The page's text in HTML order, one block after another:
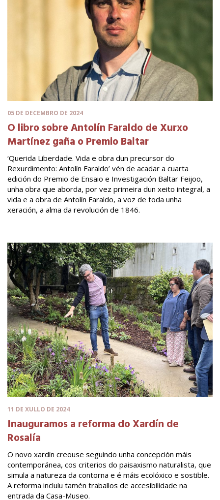
05 DE DECEMBRO DE 2024
O libro sobre Antolín Faraldo de Xurxo
Martínez gaña o Premio Baltar
‘Querida Liberdade. Vida e obra dun precursor do
Rexurdimento: Antolín Faraldo’ vén de acadar a cuarta
edición do Premio de Ensaio e Investigación Baltar Feijoo,
unha obra que aborda, por vez primeira dun xeito integral, a
vida e a obra de Antolín Faraldo, a voz de toda unha
xeración, a alma da revolución de 1846.
11 DE XULLO DE 2024
Inauguramos a reforma do Xardín de
Rosalía
O novo xardín creouse seguindo unha concepción máis
contemporánea, cos criterios do paisaxismo naturalista, que
simula a natureza da contorna e é máis ecolóxico e sostible.
A reforma incluíu tamén traballos de accesibilidade na
entrada da Casa-Museo.